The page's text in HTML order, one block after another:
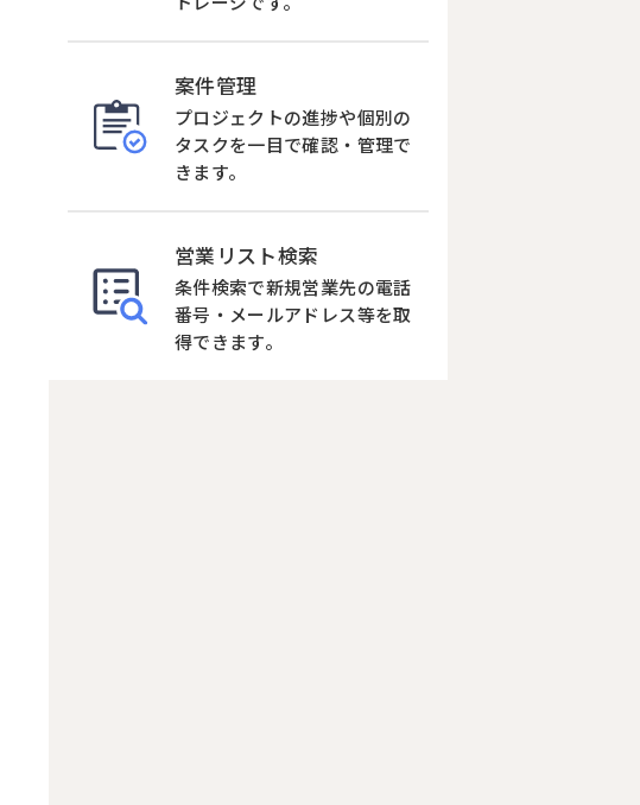
案件管理
プロジェクトの進捗や個別の
タスクを一目で確認・管理で
きます。
営業リスト検索
条件検索で新規営業先の電話
番号・メールアドレス等を取
得できます。